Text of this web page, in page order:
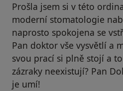
Prošla jsem si v této
moderní stomatologie
naprosto spokojena se
Pan doktor vše vysvětlí a
svou prací si plně stojí a
zázraky neexistují? Pan
je umí!